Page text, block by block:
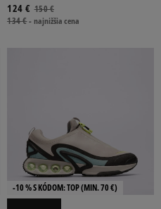
150 €
124 €
134 €-najnižšia cena
-10 % S KÓDOM: TOP (MIN. 70 €)